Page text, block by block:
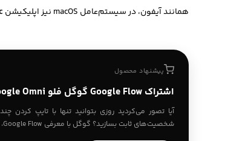
همانند آیفون، در سیستم‌عامل macOS نیز اپلیکیشن
پیشنهاد محصول
اشتراک Google Flow گوگل فلو Google Vids + Veo + Google Omni
آیا تصور می‌کردید روزی بتوانید تنها با تایپ
شخصیت‌های ثابت بسازید؟ گوگل با معرفی Google Flow، قواعد بازی را در دنیای هوش…